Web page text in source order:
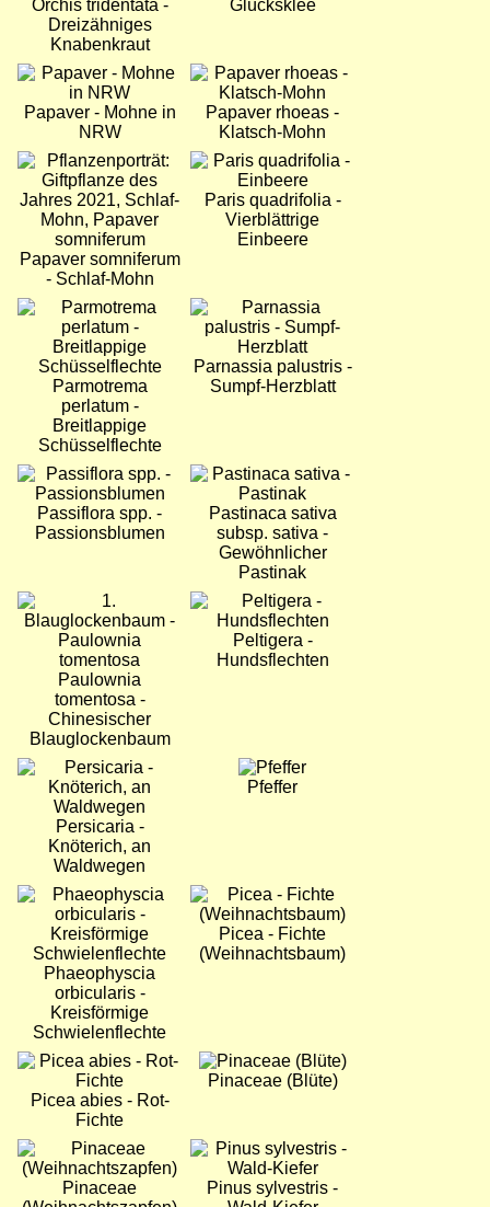
Orchis tridentata -
Dreizähniges
Knabenkraut
Glücksklee
Bild
Papaver - Mohne in
NRW
Bild
Papaver rhoeas -
Klatsch-Mohn
Bild
Papaver somniferum
- Schlaf-Mohn
Bild
Paris quadrifolia -
Vierblättrige
Einbeere
Bild
Parmotrema
perlatum -
Breitlappige
Schüsselflechte
Bild
Parnassia palustris -
Sumpf-Herzblatt
Bild
Passiflora spp. -
Passionsblumen
Bild
Pastinaca sativa
subsp. sativa -
Gewöhnlicher
Pastinak
Bild
Paulownia
tomentosa -
Chinesischer
Blauglockenbaum
Bild
Peltigera -
Hundsflechten
Bild
Persicaria -
Knöterich, an
Waldwegen
Pfeffer
Bild
Phaeophyscia
orbicularis -
Kreisförmige
Schwielenflechte
Bild
Picea - Fichte
(Weihnachtsbaum)
Bild
Picea abies - Rot-
Fichte
Bild
Pinaceae (Blüte)
Bild
Pinaceae
Bild
Pinus sylvestris -